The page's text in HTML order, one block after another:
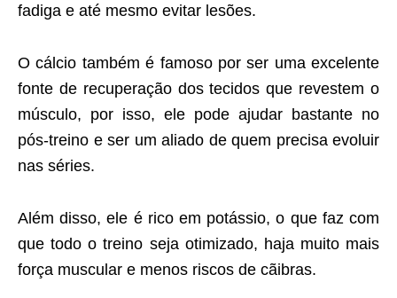
fadiga e até mesmo evitar lesões.
O cálcio também é famoso por ser uma excelente
fonte de recuperação dos tecidos que revestem o
músculo, por isso, ele pode ajudar bastante no
pós-treino e ser um aliado de quem precisa evoluir
nas séries.
Além disso, ele é rico em potássio, o que faz com
que todo o treino seja otimizado, haja muito mais
força muscular e menos riscos de cãibras.